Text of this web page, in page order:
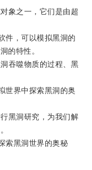
象之一，它们是由超
，可以模拟黑洞的
的特性。
吞噬物质的过程、黑
界中探索黑洞的奥
黑洞研究，为我们解
黑洞世界的奥秘